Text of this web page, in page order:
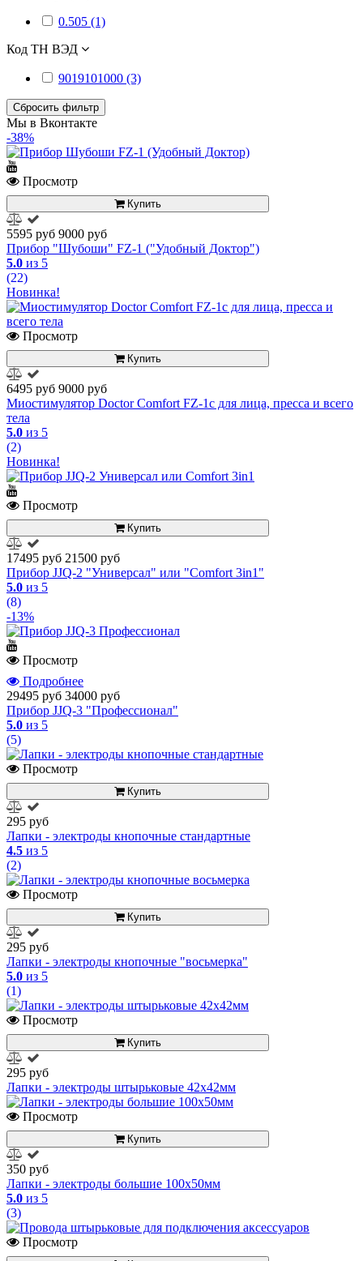
0.505 (1)
Код ТН ВЭД
9019101000 (3)
Сбросить фильтр
Мы в Вконтакте
-38%
Просмотр
Купить
5595 руб 9000 руб
Прибор "Шубоши" FZ-1 ("Удобный Доктор")
5.0 из 5
(22)
Новинка!
Просмотр
Купить
6495 руб 9000 руб
Миостимулятор Doctor Comfort FZ-1c для лица, пресса и всего
тела
5.0 из 5
(2)
Новинка!
Просмотр
Купить
17495 руб 21500 руб
Прибор JJQ-2 "Универсал" или "Comfort 3in1"
5.0 из 5
(8)
-13%
Просмотр
Подробнее
29495 руб 34000 руб
Прибор JJQ-3 "Профессионал"
5.0 из 5
(5)
Просмотр
Купить
295 руб
Лапки - электроды кнопочные стандартные
4.5 из 5
(2)
Просмотр
Купить
295 руб
Лапки - электроды кнопочные "восьмерка"
5.0 из 5
(1)
Просмотр
Купить
295 руб
Лапки - электроды штырьковые 42х42мм
Просмотр
Купить
350 руб
Лапки - электроды большие 100x50мм
5.0 из 5
(3)
Просмотр